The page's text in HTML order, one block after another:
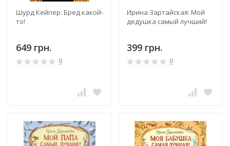
Шурд Кейпер: Бред какой-
то!
649 грн.
0
Ирина Зартайская: Мой
дедушка самый лучший!
399 грн.
0